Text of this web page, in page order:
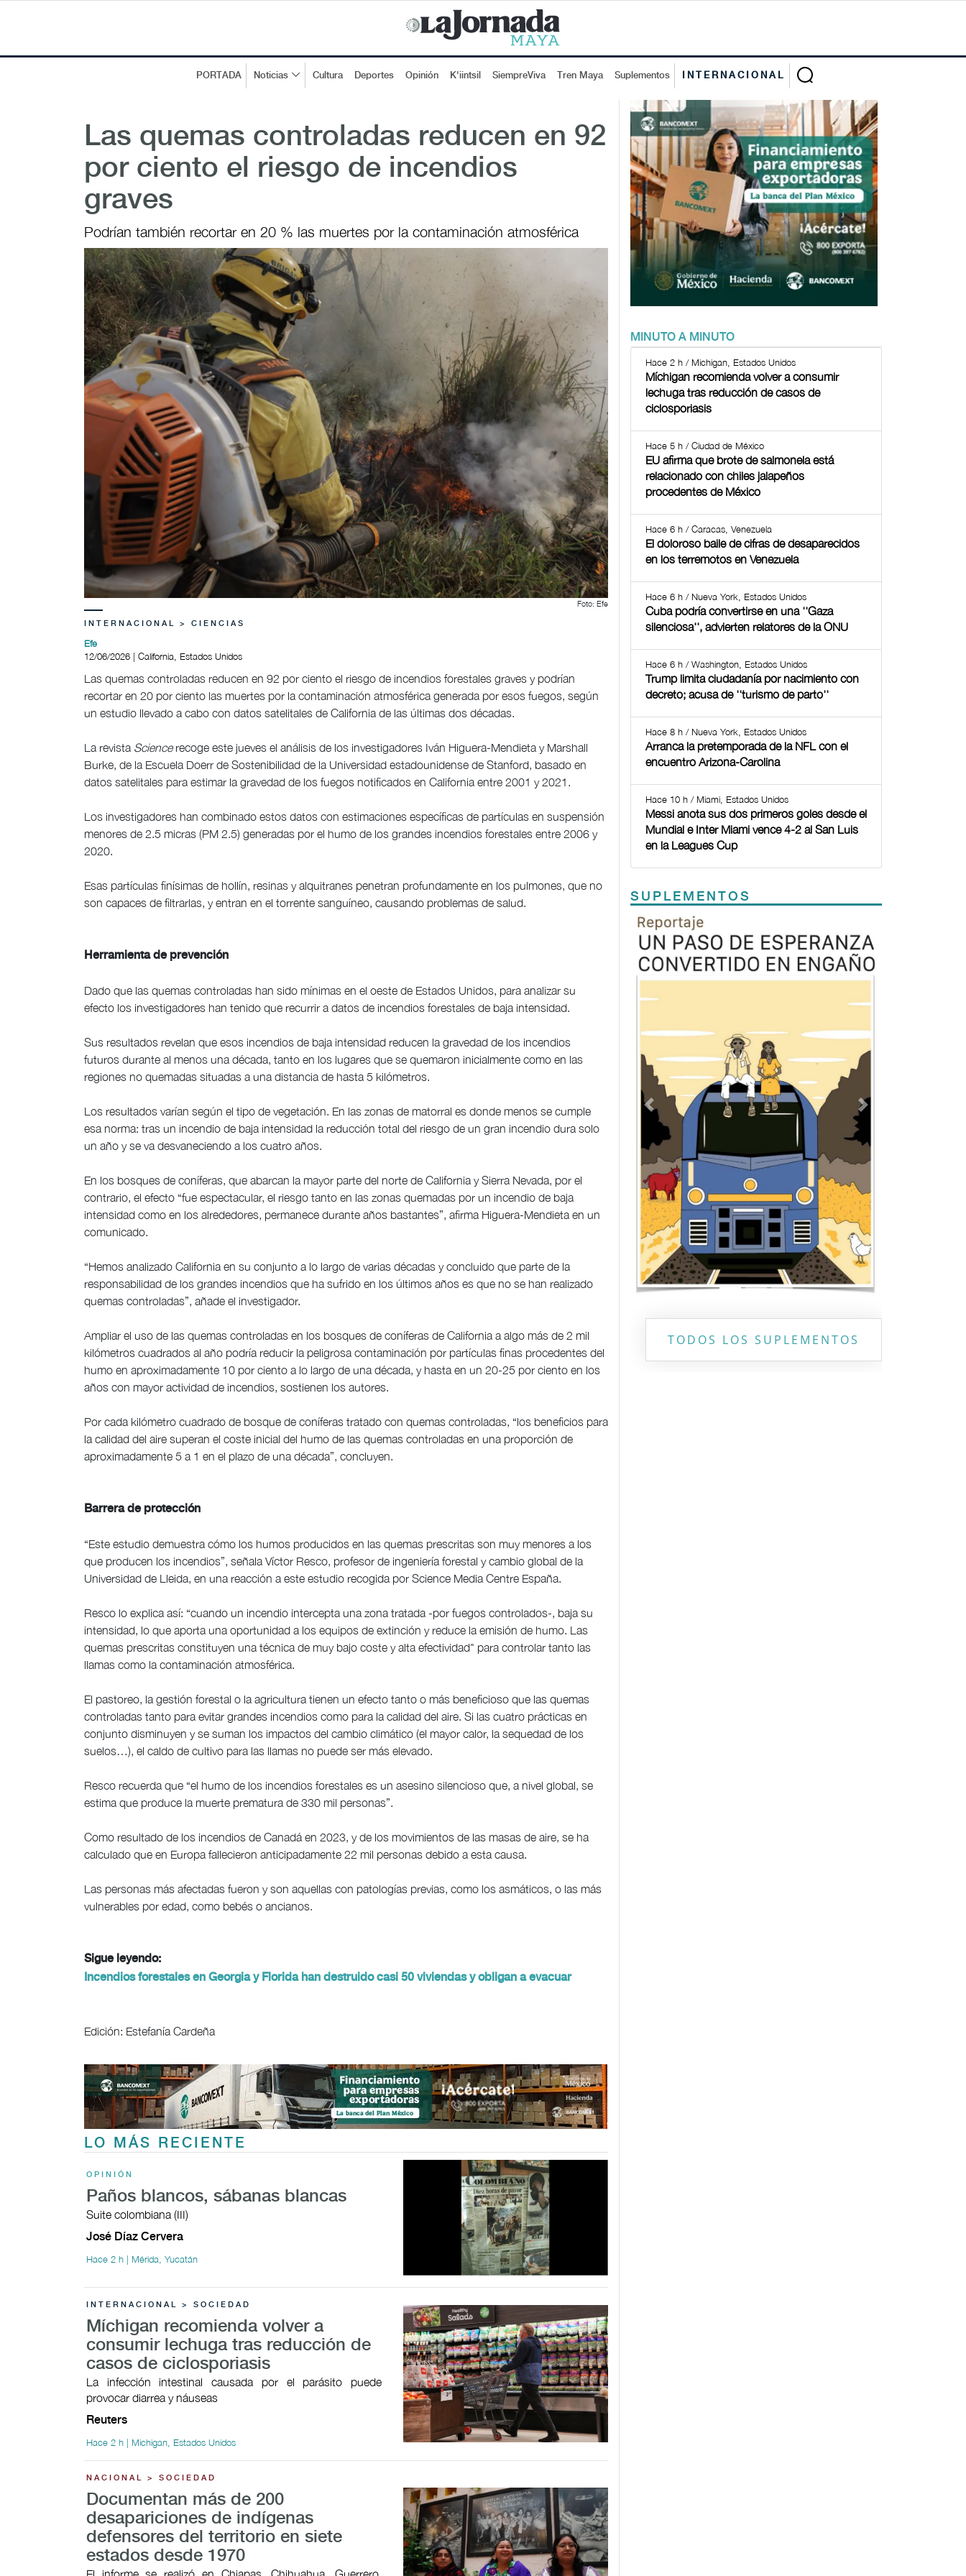
PORTADA Noticias Cultura Deportes Opinión K'iintsil SiempreViva Tren Maya Suplementos INTERNACIONAL
Las quemas controladas reducen en 92
por ciento el riesgo de incendios
graves
Podrían también recortar en 20 % las muertes por la contaminación atmosférica
Foto: Efe
INTERNACIONAL > CIENCIAS
Efe
12/06/2026 | California, Estados Unidos
Las quemas controladas reducen en 92 por ciento el riesgo de incendios forestales graves y podrían
recortar en 20 por ciento las muertes por la contaminación atmosférica generada por esos fuegos, según
un estudio llevado a cabo con datos satelitales de California de las últimas dos décadas.
La revista Sciencerecoge este jueves el análisis de los investigadores Iván Higuera-Mendieta y Marshall
Burke, de la Escuela Doerr de Sostenibilidad de la Universidad estadounidense de Stanford, basado en
datos satelitales para estimar la gravedad de los fuegos notificados en California entre 2001 y 2021.
Los investigadores han combinado estos datos con estimaciones específicas de partículas en suspensión
menores de 2.5 micras (PM 2.5) generadas por el humo de los grandes incendios forestales entre 2006 y
2020.
Esas partículas finísimas de hollín, resinas y alquitranes penetran profundamente en los pulmones, que no
son capaces de filtrarlas, y entran en el torrente sanguíneo, causando problemas de salud.
Herramienta de prevención
Dado que las quemas controladas han sido mínimas en el oeste de Estados Unidos, para analizar su
efecto los investigadores han tenido que recurrir a datos de incendios forestales de baja intensidad.
Sus resultados revelan que esos incendios de baja intensidad reducen la gravedad de los incendios
futuros durante al menos una década, tanto en los lugares que se quemaron inicialmente como en las
regiones no quemadas situadas a una distancia de hasta 5 kilómetros.
Los resultados varían según el tipo de vegetación. En las zonas de matorral es donde menos se cumple
esa norma: tras un incendio de baja intensidad la reducción total del riesgo de un gran incendio dura solo
un año y se va desvaneciendo a los cuatro años.
En los bosques de coníferas, que abarcan la mayor parte del norte de California y Sierra Nevada, por el
contrario, el efecto “fue espectacular, el riesgo tanto en las zonas quemadas por un incendio de baja
intensidad como en los alrededores, permanece durante años bastantes”, afirma Higuera-Mendieta en un
comunicado.
“Hemos analizado California en su conjunto a lo largo de varias décadas y concluido que parte de la
responsabilidad de los grandes incendios que ha sufrido en los últimos años es que no se han realizado
quemas controladas”, añade el investigador.
Ampliar el uso de las quemas controladas en los bosques de coníferas de California a algo más de 2 mil
kilómetros cuadrados al año podría reducir la peligrosa contaminación por partículas finas procedentes del
humo en aproximadamente 10 por ciento a lo largo de una década, y hasta en un 20-25 por ciento en los
años con mayor actividad de incendios, sostienen los autores.
Por cada kilómetro cuadrado de bosque de coníferas tratado con quemas controladas, “los beneficios para
la calidad del aire superan el coste inicial del humo de las quemas controladas en una proporción de
aproximadamente 5 a 1 en el plazo de una década”, concluyen.
Barrera de protección
“Este estudio demuestra cómo los humos producidos en las quemas prescritas son muy menores a los
que producen los incendios”, señala Víctor Resco, profesor de ingeniería forestal y cambio global de la
Universidad de Lleida, en una reacción a este estudio recogida por Science Media Centre España.
Resco lo explica así: “cuando un incendio intercepta una zona tratada -por fuegos controlados-, baja su
intensidad, lo que aporta una oportunidad a los equipos de extinción y reduce la emisión de humo. Las
quemas prescritas constituyen una técnica de muy bajo coste y alta efectividad" para controlar tanto las
llamas como la contaminación atmosférica.
El pastoreo, la gestión forestal o la agricultura tienen un efecto tanto o más beneficioso que las quemas
controladas tanto para evitar grandes incendios como para la calidad del aire. Si las cuatro prácticas en
conjunto disminuyen y se suman los impactos del cambio climático (el mayor calor, la sequedad de los
suelos…), el caldo de cultivo para las llamas no puede ser más elevado.
Resco recuerda que “el humo de los incendios forestales es un asesino silencioso que, a nivel global, se
estima que produce la muerte prematura de 330 mil personas”.
Como resultado de los incendios de Canadá en 2023, y de los movimientos de las masas de aire, se ha
calculado que en Europa fallecieron anticipadamente 22 mil personas debido a esta causa.
Las personas más afectadas fueron y son aquellas con patologías previas, como los asmáticos, o las más
vulnerables por edad, como bebés o ancianos.
Sigue leyendo:
Incendios forestales en Georgia y Florida han destruido casi 50 viviendas y obligan a evacuar
Edición: Estefanía Cardeña
LO MÁS RECIENTE
OPINIÓN
Paños blancos, sábanas blancas
Suite colombiana (III)
José Díaz Cervera
Hace 2 h | Mérida, Yucatán
INTERNACIONAL > SOCIEDAD
Míchigan recomienda volver a
consumir lechuga tras reducción de
casos de ciclosporiasis
La infección intestinal causada por el parásito puede
provocar ​diarrea y náuseas
Reuters
Hace 2 h | Michigan, Estados Unidos
NACIONAL > SOCIEDAD
Documentan más de 200
desapariciones de indígenas
defensores del territorio en siete
estados desde 1970
MINUTO A MINUTO
Hace 2 h / Michigan, Estados Unidos
Míchigan recomienda volver a consumir
lechuga tras reducción de casos de
ciclosporiasis
Hace 5 h / Ciudad de México
EU afirma que brote de salmonela está
relacionado con chiles jalapeños
procedentes de México
Hace 6 h / Caracas, Venezuela
El doloroso baile de cifras de desaparecidos
en los terremotos en Venezuela
Hace 6 h / Nueva York, Estados Unidos
Cuba podría convertirse en una ''Gaza
silenciosa'', advierten relatores de la ONU
Hace 6 h / Washington, Estados Unidos
Trump limita ciudadanía por nacimiento con
decreto; acusa de ''turismo de parto''
Hace 8 h / Nueva York, Estados Unidos
Arranca la pretemporada de la NFL con el
encuentro Arizona-Carolina
Hace 10 h / Miami, Estados Unidos
Messi anota sus dos primeros goles desde el
Mundial e Inter Miami vence 4-2 al San Luis
en la Leagues Cup
SUPLEMENTOS
Previous
TODOS LOS SUPLEMENTOS